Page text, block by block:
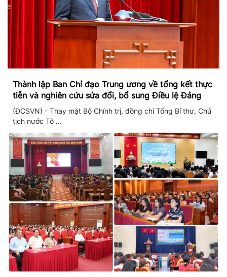
Thành lập Ban Chỉ đạo Trung ương về tổng kết thực
tiễn và nghiên cứu sửa đổi, bổ sung Điều lệ Đảng
(ĐCSVN) - Thay mặt Bộ Chính trị, đồng chí Tổng Bí thư, Chủ
tịch nước Tô ...